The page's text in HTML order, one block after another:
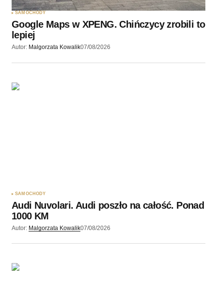
Wyślij komentarz
SAMOCHODY
Google Maps w XPENG. Chińczycy zrobili to
lepiej
Autor: Malgorzata Kowalik07/08/2026
SAMOCHODY
Audi Nuvolari. Audi poszło na całość. Ponad
1000 KM
Autor: Malgorzata Kowalik07/08/2026